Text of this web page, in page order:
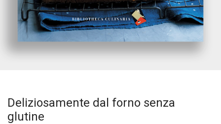
Deliziosamente dal forno senza
glutine